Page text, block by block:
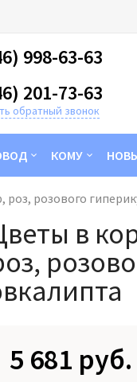
998-63-63
201-73-63
обратный звонок
КОМУ
роз, розового
в
5 681 руб.